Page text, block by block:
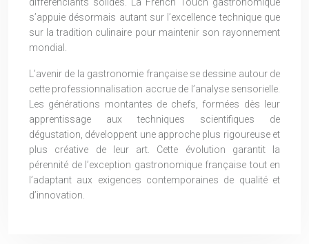
s’appuie désormais autant sur l’excellence technique que
sur la tradition culinaire pour maintenir son rayonnement
mondial.
L’avenir de la gastronomie française se dessine autour de
cette professionnalisation accrue de l’analyse sensorielle.
Les générations montantes de chefs, formées dès leur
apprentissage aux techniques scientifiques de
dégustation, développent une approche plus rigoureuse et
plus créative de leur art. Cette évolution garantit la
pérennité de l’exception gastronomique française tout en
l’adaptant aux exigences contemporaines de qualité et
d’innovation.